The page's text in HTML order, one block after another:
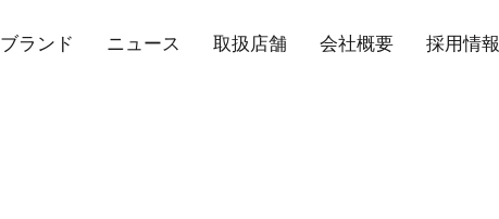
ブランド ニュース 取扱店舗 会社概要 採用情報